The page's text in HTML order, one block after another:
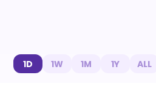
1D 1W 1M 1Y ALL